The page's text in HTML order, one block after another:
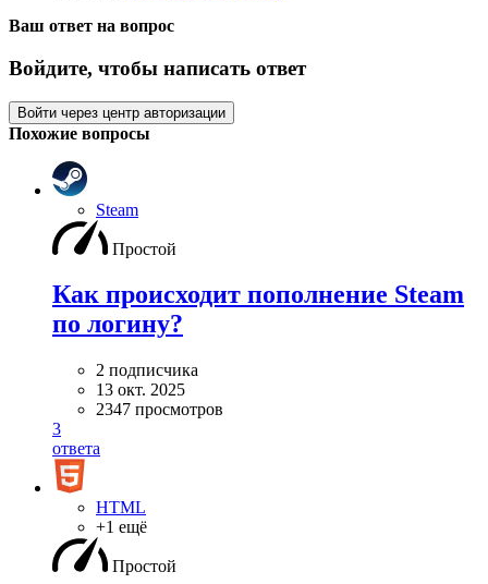
Ваш ответ на вопрос
Войдите, чтобы написать ответ
Войти через центр авторизации
Похожие вопросы
Steam
Простой
Как происходит пополнение Steam
по логину?
2 подписчика
13 окт. 2025
2347 просмотров
3
ответа
HTML
+1 ещё
Простой